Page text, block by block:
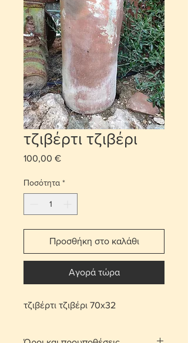
τζιβέρτι τζιβέρι
100,00 €Τιμή
Ποσότητα *
Προσθήκη στο καλάθι
Αγορά τώρα
τζιβέρτι τζιβέρι 70x32